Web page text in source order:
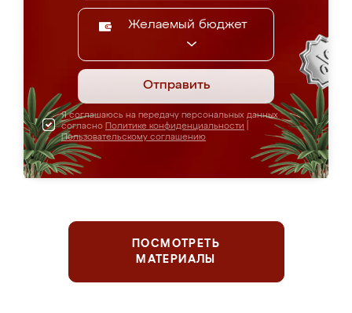
Желаемый бюджет
Отправить
Я соглашаюсь на передачу персональных данных
согласно Политике конфиденциальности
Пользовательскому соглашению
ПОСМОТРЕТЬ
МАТЕРИАЛЫ